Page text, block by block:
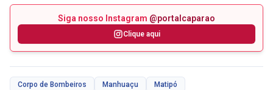
Siga nosso Instagram @portalcaparao
Clique aqui
Corpo de Bombeiros Manhuaçu Matipó